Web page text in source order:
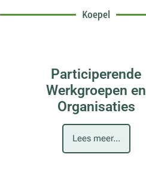
Koepel
Participerende
Werkgroepen en
Organisaties
Lees meer...